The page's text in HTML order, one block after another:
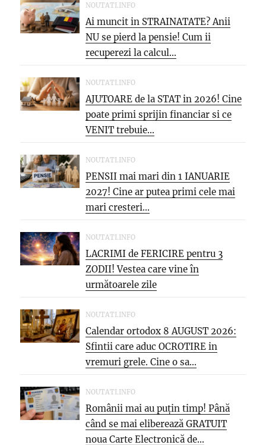
NOUTATI.INFO
Ai muncit in STRAINATATE? Anii
NU se pierd la pensie! Cum ii
recuperezi la calcul...
NOUTATI.INFO
AJUTOARE de la STAT in 2026! Cine
poate primi sprijin financiar si ce
VENIT trebuie...
NOUTATI.INFO
PENSII mai mari din 1 IANUARIE
2027! Cine ar putea primi cele mai
mari cresteri...
NOUTATI.INFO
LACRIMI de FERICIRE pentru 3
ZODII! Vestea care vine în
următoarele zile
NOUTATI.INFO
Calendar ortodox 8 AUGUST 2026:
Sfintii care aduc OCROTIRE in
vremuri grele. Cine o sa...
NOUTATI.INFO
Românii mai au puțin timp! Până
când se mai eliberează GRATUIT
noua Carte Electronică de...